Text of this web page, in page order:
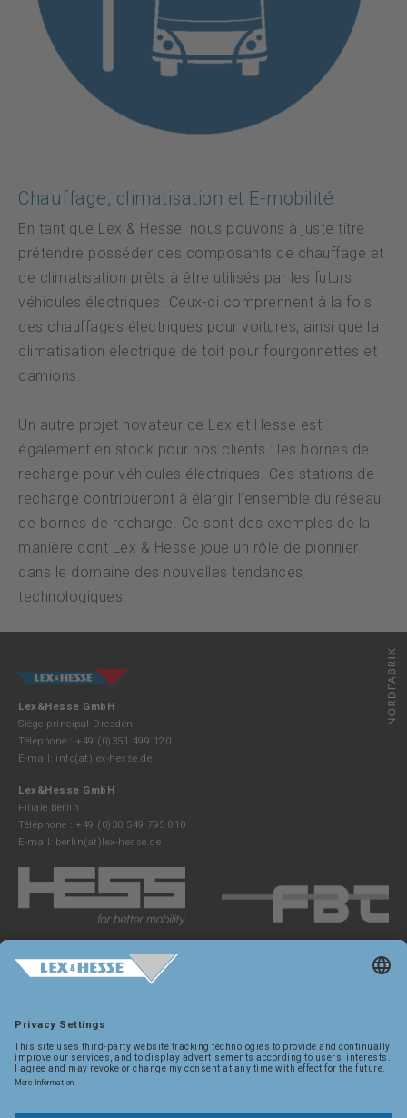
Chauffage, climatisation et E-mobilité
En tant que Lex & Hesse, nous pouvons à juste titre
prétendre posséder des composants de chauffage et
de climatisation prêts à être utilisés par les futurs
véhicules électriques. Ceux-ci comprennent à la fois
des chauffages électriques pour voitures, ainsi que la
climatisation électrique de toit pour fourgonnettes et
camions.
Un autre projet novateur de Lex et Hesse est
également en stock pour nos clients : les bornes de
recharge pour véhicules électriques. Ces stations de
recharge contribueront à élargir l’ensemble du réseau
de bornes de recharge. Ce sont des exemples de la
manière dont Lex & Hesse joue un rôle de pionnier
dans le domaine des nouvelles tendances
technologiques.
Lex&Hesse GmbH
Siège principal Dresden
Téléphone : +49 (0)351 499 120
E-mail: info(at)lex-hesse.de
Lex&Hesse GmbH
Filiale Berlin
Téléphone : +49 (0)30 549 795 810
E-mail: berlin(at)lex-hesse.de